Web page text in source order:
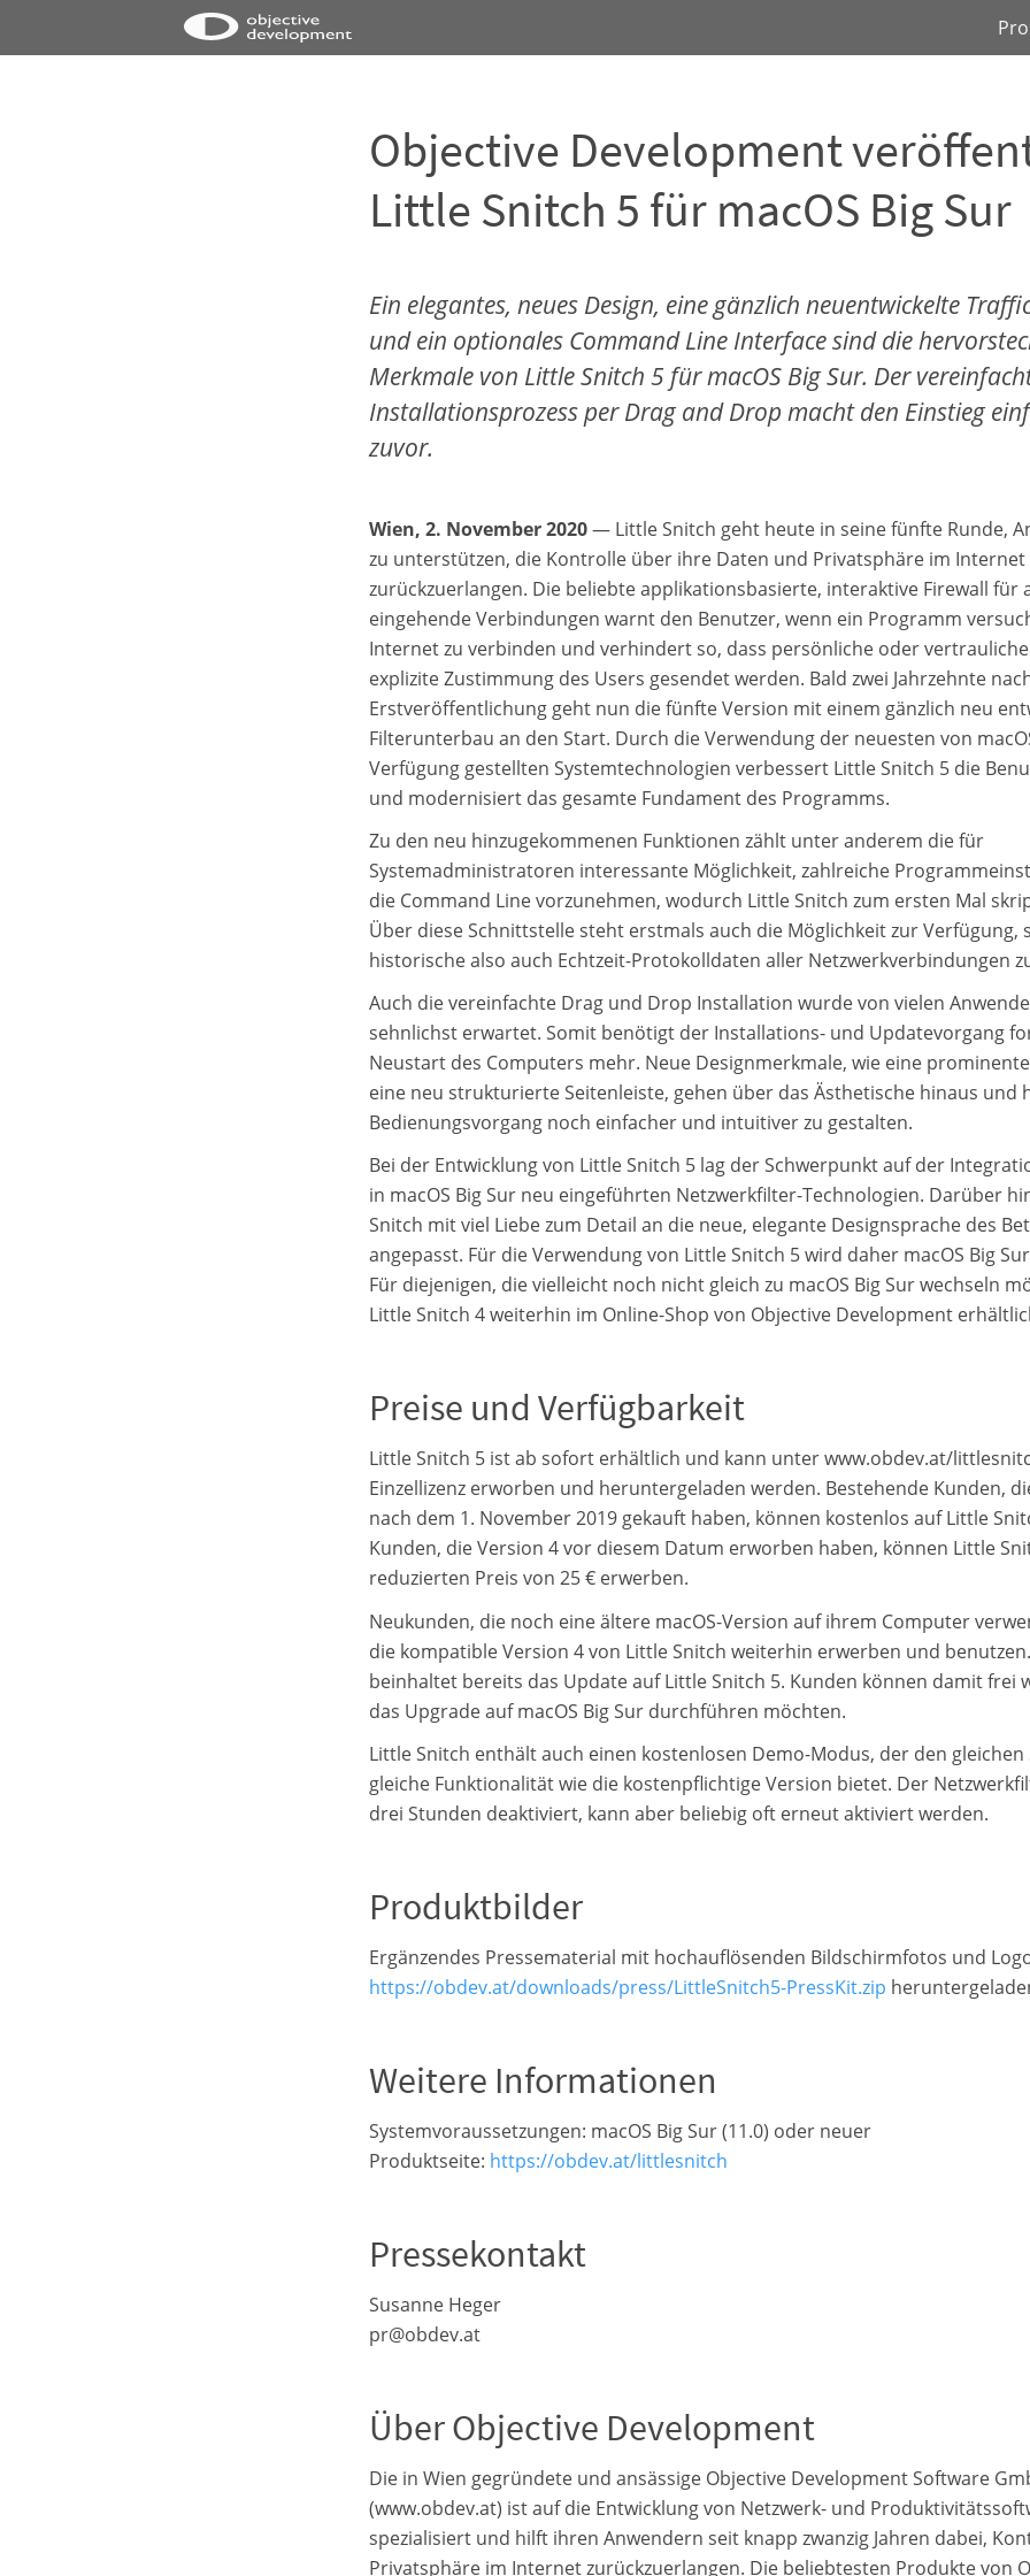
Objective Development
Little Snitch 5 für macOS Big Sur
Ein elegantes, neues Design, eine gänzlich neuentwickelte
und ein optionales Command Line Interface sind die
Merkmale von Little Snitch 5 für macOS Big Sur. Der
Installationsprozess per Drag and Drop macht den Einstieg
zuvor.
Wien, 2. November 2020— Little Snitch geht heute in seine fünfte Runde,
zu unterstützen, die Kontrolle über ihre Daten und Privatsphäre im Internet
zurückzuerlangen. Die beliebte applikationsbasierte, interaktive Firewall für
eingehende Verbindungen warnt den Benutzer, wenn ein Programm
Internet zu verbinden und verhindert so, dass persönliche oder
explizite Zustimmung des Users gesendet werden. Bald zwei Jahrzehnte
Erstveröffentlichung geht nun die fünfte Version mit einem gänzlich neu
Filterunterbau an den Start. Durch die Verwendung der neuesten von
Verfügung gestellten Systemtechnologien verbessert Little Snitch 5 die
und modernisiert das gesamte Fundament des Programms.
Zu den neu hinzugekommenen Funktionen zählt unter anderem die für
Systemadministratoren interessante Möglichkeit, zahlreiche
die Command Line vorzunehmen, wodurch Little Snitch zum ersten Mal
Über diese Schnittstelle steht erstmals auch die Möglichkeit zur Verfügung,
historische also auch Echtzeit-Protokolldaten aller Netzwerkverbindungen
Auch die vereinfachte Drag und Drop Installation wurde von vielen
sehnlichst erwartet. Somit benötigt der Installations- und Updatevorgang
Neustart des Computers mehr. Neue Designmerkmale, wie eine
eine neu strukturierte Seitenleiste, gehen über das Ästhetische hinaus und
Bedienungsvorgang noch einfacher und intuitiver zu gestalten.
Bei der Entwicklung von Little Snitch 5 lag der Schwerpunkt auf der
in macOS Big Sur neu eingeführten Netzwerkfilter-Technologien. Darüber
Snitch mit viel Liebe zum Detail an die neue, elegante Designsprache des
angepasst. Für die Verwendung von Little Snitch 5 wird daher macOS Big
Für diejenigen, die vielleicht noch nicht gleich zu macOS Big Sur wechseln
Little Snitch 4 weiterhin im Online-Shop von Objective Development
Preise und Verfügbarkeit
Little Snitch 5 ist ab sofort erhältlich und kann unter www.obdev.at/
Einzellizenz erworben und heruntergeladen werden. Bestehende Kunden,
nach dem 1. November 2019 gekauft haben, können kostenlos auf Little
Kunden, die Version 4 vor diesem Datum erworben haben, können Little
reduzierten Preis von 25 € erwerben.
Neukunden, die noch eine ältere macOS-Version auf ihrem Computer
die kompatible Version 4 von Little Snitch weiterhin erwerben und
beinhaltet bereits das Update auf Little Snitch 5. Kunden können damit frei
das Upgrade auf macOS Big Sur durchführen möchten.
Little Snitch enthält auch einen kostenlosen Demo-Modus, der den gleichen
gleiche Funktionalität wie die kostenpflichtige Version bietet. Der
drei Stunden deaktiviert, kann aber beliebig oft erneut aktiviert werden.
Produktbilder
Ergänzendes Pressematerial mit hochauflösenden Bildschirmfotos und
https://obdev.at/downloads/press/LittleSnitch5-PressKit.zip
Weitere Informationen
Systemvoraussetzungen: macOS Big Sur (11.0) oder neuer
Produktseite: https://obdev.at/littlesnitch
Pressekontakt
Susanne Heger
pr@obdev.at
Über Objective Development
Die in Wien gegründete und ansässige Objective Development Software
(www.obdev.at) ist auf die Entwicklung von Netzwerk- und
spezialisiert und hilft ihren Anwendern seit knapp zwanzig Jahren dabei,
Privatsphäre im Internet zurückzuerlangen. Die beliebtesten Produkte von